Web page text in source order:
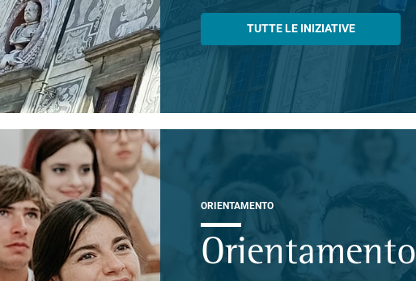
TUTTE LE INIZIATIVE
ORIENTAMENTO
Orientamento